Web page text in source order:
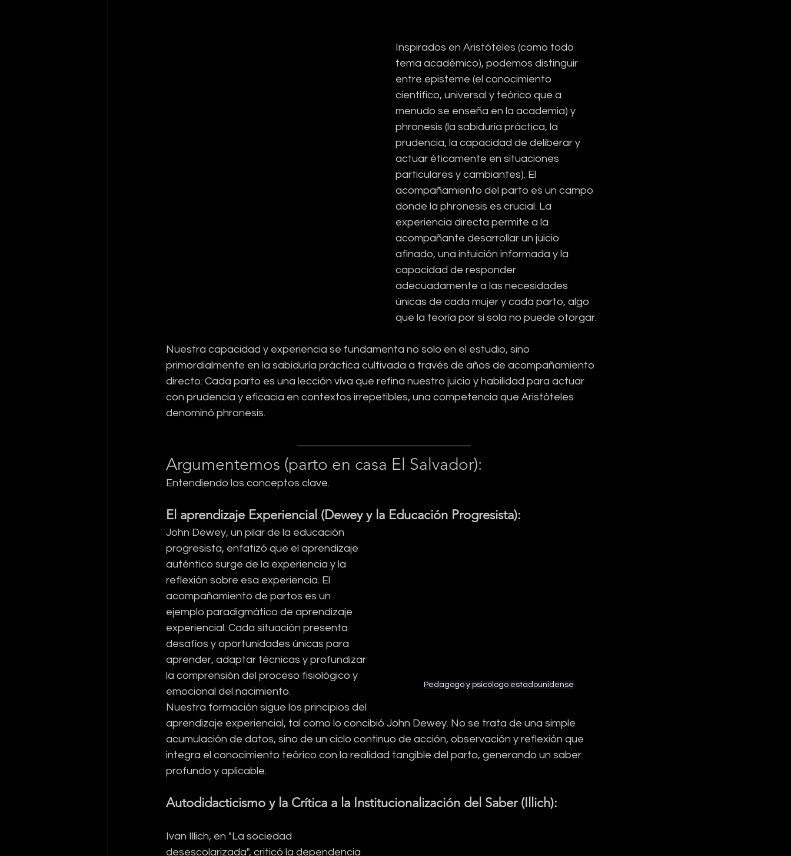
Inspirados en Aristóteles (como todo
tema académico), podemos distinguir
entre episteme (el conocimiento
científico, universal y teórico que a
menudo se enseña en la academia) y
phronesis (la sabiduría práctica, la
prudencia, la capacidad de deliberar y
actuar éticamente en situaciones
particulares y cambiantes). El
acompañamiento del parto es un campo
donde la phronesis es crucial. La
experiencia directa permite a la
acompañante desarrollar un juicio
afinado, una intuición informada y la
capacidad de responder
adecuadamente a las necesidades
únicas de cada mujer y cada parto, algo
que la teoría por sí sola no puede otorgar.
Nuestra capacidad y experiencia se fundamenta no solo en el estudio, sino
primordialmente en la sabiduría práctica cultivada a través de años de acompañamiento
directo. Cada parto es una lección viva que refina nuestro juicio y habilidad para actuar
con prudencia y eficacia en contextos irrepetibles, una competencia que Aristóteles
denominó phronesis.
Argumentemos (parto en casa El Salvador):
Entendiendo los conceptos clave.
El aprendizaje Experiencial (Dewey y la Educación Progresista):
Pedagogo y psicólogo estadounidense
John Dewey, un pilar de la educación
progresista, enfatizó que el aprendizaje
auténtico surge de la experiencia y la
reflexión sobre esa experiencia. El
acompañamiento de partos es un
ejemplo paradigmático de aprendizaje
experiencial. Cada situación presenta
desafíos y oportunidades únicas para
aprender, adaptar técnicas y profundizar
la comprensión del proceso fisiológico y
emocional del nacimiento.
Nuestra formación sigue los principios del
aprendizaje experiencial, tal como lo concibió John Dewey. No se trata de una simple
acumulación de datos, sino de un ciclo continuo de acción, observación y reflexión que
integra el conocimiento teórico con la realidad tangible del parto, generando un saber
profundo y aplicable.
Autodidacticismo y la Crítica a la Institucionalización del Saber (Illich):
Ivan Illich, en "La sociedad
desescolarizada", criticó la dependencia